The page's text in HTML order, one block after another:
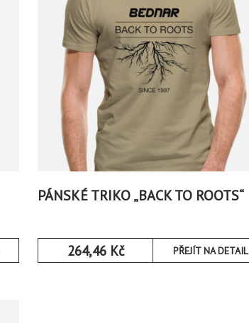
PÁNSKÉ TRIKO „BACK TO ROOTS“
264,46 Kč PŘEJÍT NA DETAIL